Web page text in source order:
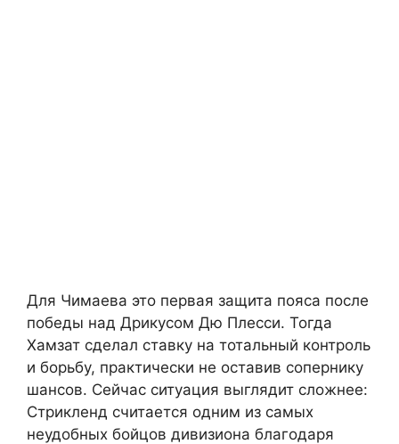
Для Чимаева это первая защита пояса после
победы над Дрикусом Дю Плесси. Тогда
Хамзат сделал ставку на тотальный контроль
и борьбу, практически не оставив сопернику
шансов. Сейчас ситуация выглядит сложнее:
Стрикленд считается одним из самых
неудобных бойцов дивизиона благодаря